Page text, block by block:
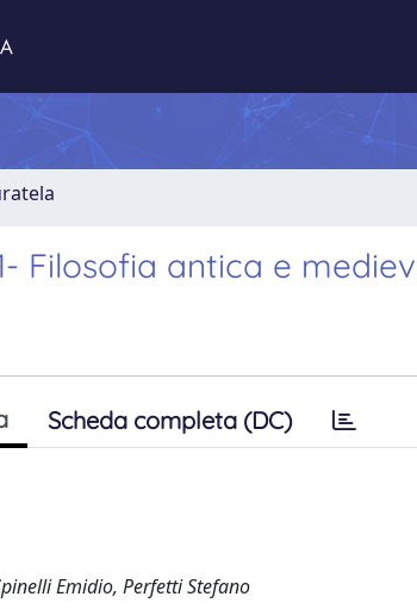
Filosofia antica e
Scheda completa (DC)
Emidio, Perfetti Stefano